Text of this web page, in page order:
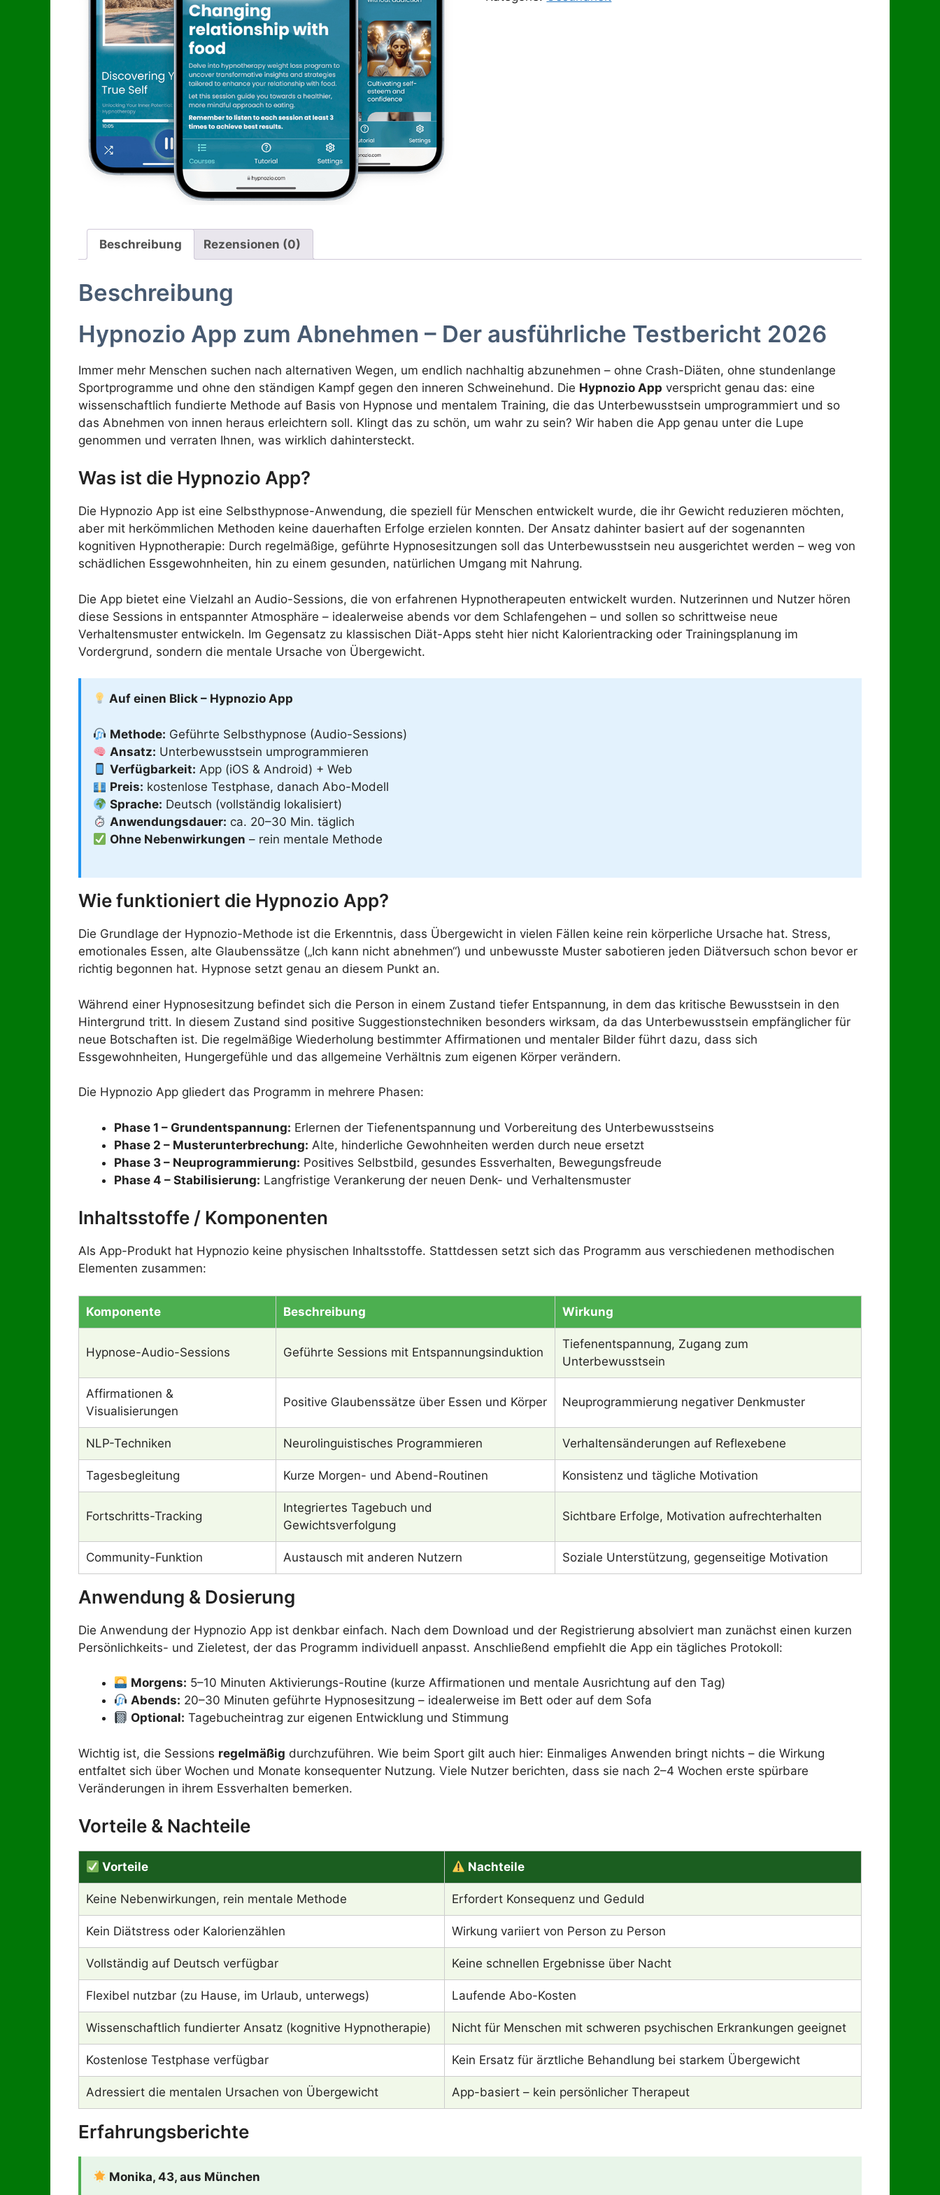
Beschreibung Rezensionen (0)
Beschreibung
Hypnozio App zum Abnehmen – Der ausführliche Testbericht 2026
Immer mehr Menschen suchen nach alternativen Wegen, um endlich nachhaltig abzunehmen – ohne Crash-Diäten, ohne stundenlange
Sportprogramme und ohne den ständigen Kampf gegen den inneren Schweinehund. Die Hypnozio App verspricht genau das: eine
wissenschaftlich fundierte Methode auf Basis von Hypnose und mentalem Training, die das Unterbewusstsein umprogrammiert und so
das Abnehmen von innen heraus erleichtern soll. Klingt das zu schön, um wahr zu sein? Wir haben die App genau unter die Lupe
genommen und verraten Ihnen, was wirklich dahintersteckt.
Was ist die Hypnozio App?
Die Hypnozio App ist eine Selbsthypnose-Anwendung, die speziell für Menschen entwickelt wurde, die ihr Gewicht reduzieren möchten,
aber mit herkömmlichen Methoden keine dauerhaften Erfolge erzielen konnten. Der Ansatz dahinter basiert auf der sogenannten
kognitiven Hypnotherapie: Durch regelmäßige, geführte Hypnosesitzungen soll das Unterbewusstsein neu ausgerichtet werden – weg von
schädlichen Essgewohnheiten, hin zu einem gesunden, natürlichen Umgang mit Nahrung.
Die App bietet eine Vielzahl an Audio-Sessions, die von erfahrenen Hypnotherapeuten entwickelt wurden. Nutzerinnen und Nutzer hören
diese Sessions in entspannter Atmosphäre – idealerweise abends vor dem Schlafengehen – und sollen so schrittweise neue
Verhaltensmuster entwickeln. Im Gegensatz zu klassischen Diät-Apps steht hier nicht Kalorientracking oder Trainingsplanung im
Vordergrund, sondern die mentale Ursache von Übergewicht.
Auf einen Blick – Hypnozio App
Methode: Geführte Selbsthypnose (Audio-Sessions)
Ansatz: Unterbewusstsein umprogrammieren
Verfügbarkeit: App (iOS & Android) + Web
Preis: kostenlose Testphase, danach Abo-Modell
Sprache: Deutsch (vollständig lokalisiert)
Anwendungsdauer: ca. 20–30 Min. täglich
Ohne Nebenwirkungen – rein mentale Methode
Wie funktioniert die Hypnozio App?
Die Grundlage der Hypnozio-Methode ist die Erkenntnis, dass Übergewicht in vielen Fällen keine rein körperliche Ursache hat. Stress,
emotionales Essen, alte Glaubenssätze („Ich kann nicht abnehmen“) und unbewusste Muster sabotieren jeden Diätversuch schon bevor er
richtig begonnen hat. Hypnose setzt genau an diesem Punkt an.
Während einer Hypnosesitzung befindet sich die Person in einem Zustand tiefer Entspannung, in dem das kritische Bewusstsein in den
Hintergrund tritt. In diesem Zustand sind positive Suggestionstechniken besonders wirksam, da das Unterbewusstsein empfänglicher für
neue Botschaften ist. Die regelmäßige Wiederholung bestimmter Affirmationen und mentaler Bilder führt dazu, dass sich
Essgewohnheiten, Hungergefühle und das allgemeine Verhältnis zum eigenen Körper verändern.
Die Hypnozio App gliedert das Programm in mehrere Phasen:
Phase 1 – Grundentspannung: Erlernen der Tiefenentspannung und Vorbereitung des Unterbewusstseins
Phase 2 – Musterunterbrechung: Alte, hinderliche Gewohnheiten werden durch neue ersetzt
Phase 3 – Neuprogrammierung: Positives Selbstbild, gesundes Essverhalten, Bewegungsfreude
Phase 4 – Stabilisierung: Langfristige Verankerung der neuen Denk- und Verhaltensmuster
Inhaltsstoffe / Komponenten
Als App-Produkt hat Hypnozio keine physischen Inhaltsstoffe. Stattdessen setzt sich das Programm aus verschiedenen methodischen
Elementen zusammen:
Komponente Beschreibung Wirkung
Hypnose-Audio-Sessions Geführte Sessions mit Entspannungsinduktion
Tiefenentspannung, Zugang zum
Unterbewusstsein
Affirmationen &
Visualisierungen
Positive Glaubenssätze über Essen und Körper Neuprogrammierung negativer Denkmuster
NLP-Techniken Neurolinguistisches Programmieren Verhaltensänderungen auf Reflexebene
Tagesbegleitung Kurze Morgen- und Abend-Routinen Konsistenz und tägliche Motivation
Fortschritts-Tracking
Integriertes Tagebuch und
Gewichtsverfolgung
Sichtbare Erfolge, Motivation aufrechterhalten
Community-Funktion Austausch mit anderen Nutzern Soziale Unterstützung, gegenseitige Motivation
Anwendung & Dosierung
Die Anwendung der Hypnozio App ist denkbar einfach. Nach dem Download und der Registrierung absolviert man zunächst einen kurzen
Persönlichkeits- und Zieletest, der das Programm individuell anpasst. Anschließend empfiehlt die App ein tägliches Protokoll:
Morgens: 5–10 Minuten Aktivierungs-Routine (kurze Affirmationen und mentale Ausrichtung auf den Tag)
Abends: 20–30 Minuten geführte Hypnosesitzung – idealerweise im Bett oder auf dem Sofa
Optional: Tagebucheintrag zur eigenen Entwicklung und Stimmung
Wichtig ist, die Sessions regelmäßig durchzuführen. Wie beim Sport gilt auch hier: Einmaliges Anwenden bringt nichts – die Wirkung
entfaltet sich über Wochen und Monate konsequenter Nutzung. Viele Nutzer berichten, dass sie nach 2–4 Wochen erste spürbare
Veränderungen in ihrem Essverhalten bemerken.
Vorteile & Nachteile
Vorteile Nachteile
Keine Nebenwirkungen, rein mentale Methode Erfordert Konsequenz und Geduld
Kein Diätstress oder Kalorienzählen Wirkung variiert von Person zu Person
Vollständig auf Deutsch verfügbar Keine schnellen Ergebnisse über Nacht
Flexibel nutzbar (zu Hause, im Urlaub, unterwegs) Laufende Abo-Kosten
Wissenschaftlich fundierter Ansatz (kognitive Hypnotherapie) Nicht für Menschen mit schweren psychischen Erkrankungen geeignet
Kostenlose Testphase verfügbar Kein Ersatz für ärztliche Behandlung bei starkem Übergewicht
Adressiert die mentalen Ursachen von Übergewicht App-basiert – kein persönlicher Therapeut
Erfahrungsberichte
Monika, 43, aus München